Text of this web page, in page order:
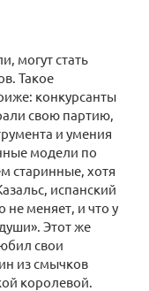
могут стать
Такое
конкурсанты
свою партию,
и умения
модели по
старинные, хотя
испанский
не меняет, и что у
Этот же
свои
из смычков
королевой.